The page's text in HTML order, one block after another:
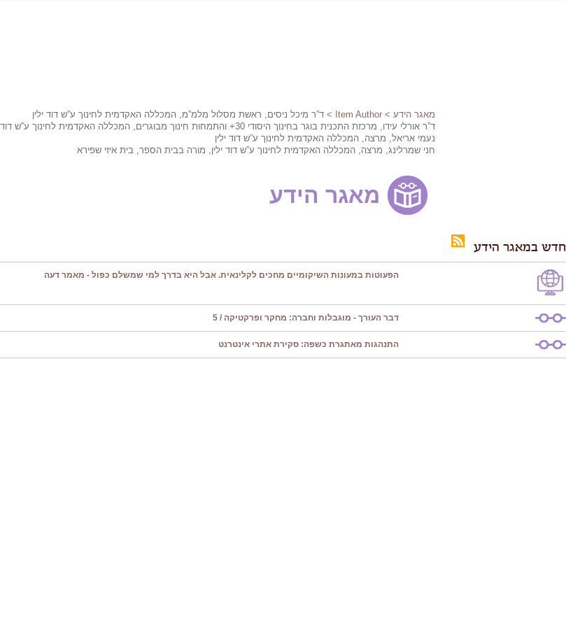
מאגר הידע >
Item Author > ד”ר מיכל ניסים, ראשת מסלול מלמ”מ, המכללה האקדמית לחינוך ע”ש דוד ילין
ד”ר אורלי עידו, מרכזת התכנית בוגר בחינוך היסודי 30+ והתמחות חינוך מבוגרים, המכללה האקדמית לחינוך ע”ש דוד ילין
נעמי אריאל, מרצה, המכללה האקדמית לחינוך ע”ש דוד ילין
חני שמרלינג, מרצה, המכללה האקדמית לחינוך ע”ש דוד ילין, מורה בבית הספר, בית איזי שפירא
מאגר הידע
חדש במאגר הידע
הפעוטות במעונות השיקומיים מחכים לקלינאית. אבל היא בדרך למי שמשלם כפול - מאמר דעה
דבר העורך - מוגבלות וחברה: מחקר ופרקטיקה / 5
התנהגות מאתגרת כשפה: סקירת אתרי אינטרנט